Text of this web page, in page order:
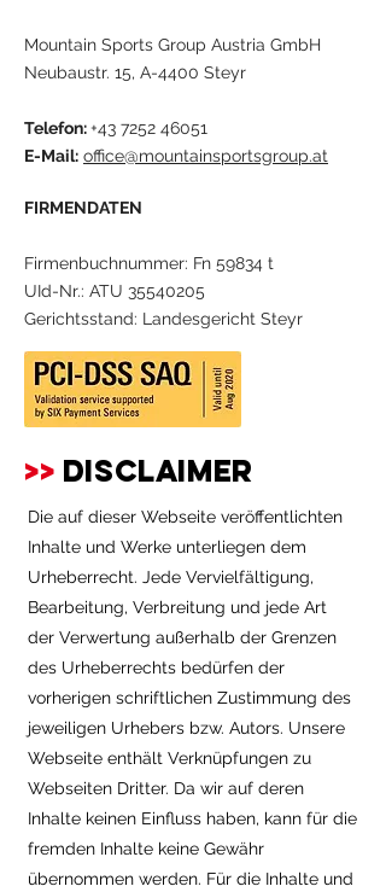
Mountain Sports Group Austria GmbH
Neubaustr. 15, A-4400 Steyr
Telefon:+43 7252 46051
E-Mail: office@mountainsportsgroup.at
FIRMENDATEN
Firmenbuchnummer: Fn 59834 t
UId-Nr.: ATU 35540205
Gerichtsstand: Landesgericht Steyr
>> disclaimer
Die auf dieser Webseite veröffentlichten
Inhalte und Werke unterliegen dem
Urheberrecht. Jede Vervielfältigung,
Bearbeitung, Verbreitung und jede Art
der Verwertung außerhalb der Grenzen
des Urheberrechts bedürfen der
vorherigen schriftlichen Zustimmung des
jeweiligen Urhebers bzw. Autors. Unsere
Webseite enthält Verknüpfungen zu
Webseiten Dritter. Da wir auf deren
Inhalte keinen Einfluss haben, kann für die
fremden Inhalte keine Gewähr
übernommen werden. Für die Inhalte und